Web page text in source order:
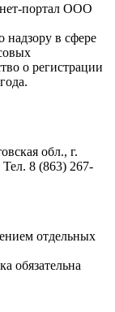
портал ООО
надзору в сфере
о регистрации
обл., г.
8 (863) 267-
отдельных
обязательна